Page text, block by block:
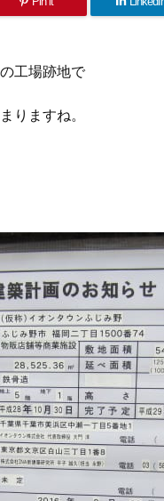
工場跡地で
りますね。